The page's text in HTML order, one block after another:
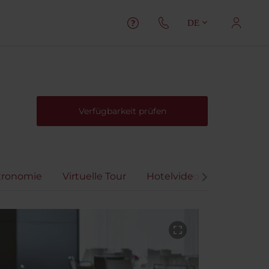
DE
Verfügbarkeit prüfen
Virtuelle Tour Hotelvideo